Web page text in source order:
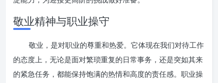
敬业精神与职业操守
敬业，是对职业的尊重和热爱。它体现在我们对待工作
的态度上，无论是面对繁琐重复的日常事务，还是突如其来
的紧急任务，都能保持饱满的热情和高度的责任感。职业操